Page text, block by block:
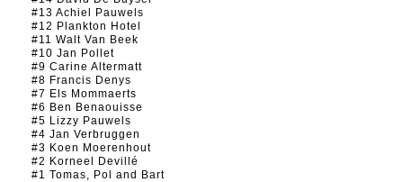
#13 Achiel Pauwels
#12 Plankton Hotel
#11 Walt Van Beek
#10 Jan Pollet
#9 Carine Altermatt
#8 Francis Denys
#7 Els Mommaerts
#6 Ben Benaouisse
#5 Lizzy Pauwels
#4 Jan Verbruggen
#3 Koen Moerenhout
#2 Korneel Devillé
#1 Tomas, Pol and Bart